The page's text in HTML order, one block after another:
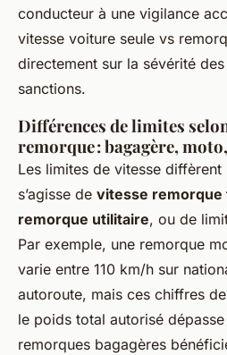
conducteur à une vigilance
vitesse voiture seule vs
directement sur la sévérité
sanctions.
Différences de limites
remorque : bagagère,
Les limites de vitesse diffèrent
s’agisse de vitesse remorque
remorque utilitaire, ou de
Par exemple, une remorque
varie entre 110 km/h sur
autoroute, mais ces chiffres
le poids total autorisé
remorques bagagères